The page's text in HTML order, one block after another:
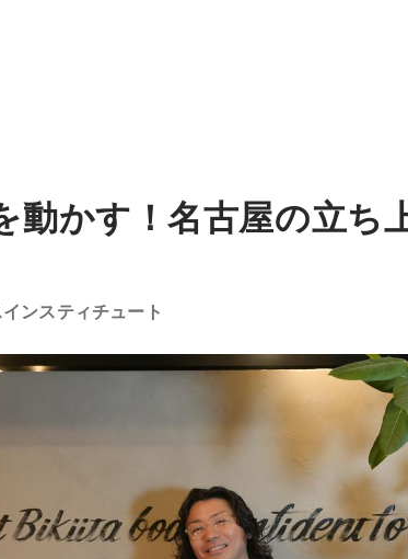
動かす！名古屋の立ち
ンスティチュート